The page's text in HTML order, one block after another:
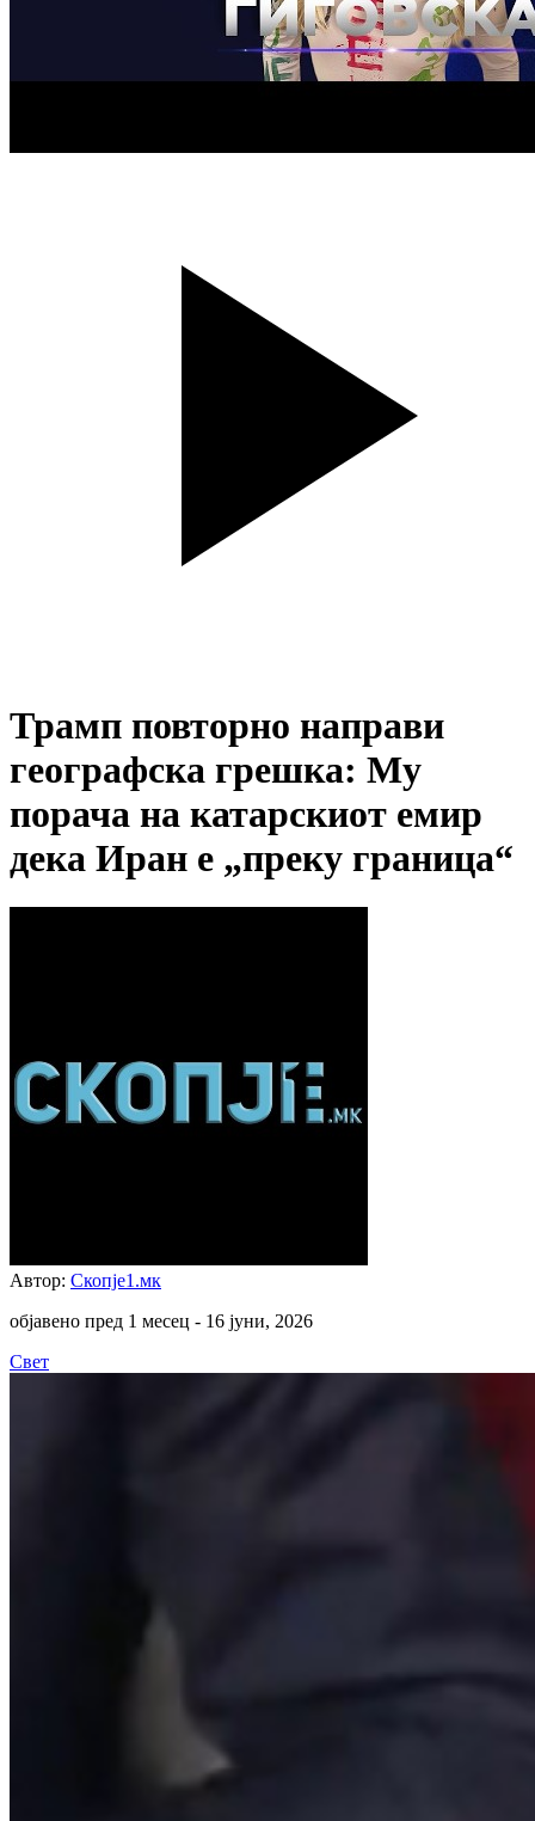
Трамп повторно направи
географска грешка: Му
порача на катарскиот емир
дека Иран е „преку граница“
Автор: Скопје1.мк
објавено пред 1 месец - 16 јуни, 2026
Свет